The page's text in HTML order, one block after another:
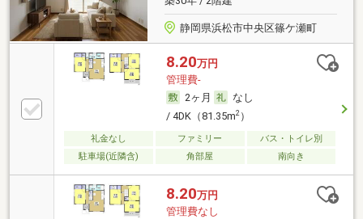
静岡県浜松市中央区篠ケ瀬町
8.20万円
管理費-
2ヶ月
なし
/ 4DK（81.35m2）
礼金なし ファミリー
バス・トイレ別
駐車場(近隣含)
角部屋 南向き
8.20万円
管理費なし